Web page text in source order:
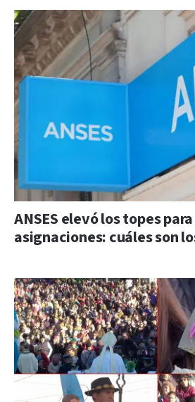
ANSES elevó los topes
asignaciones: cuáles son